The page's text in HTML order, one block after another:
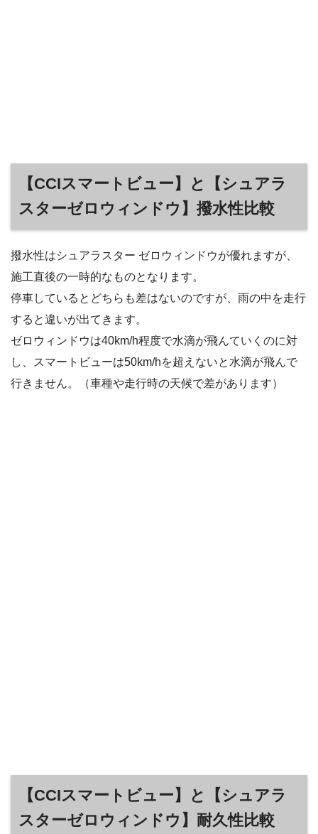
【CCIスマートビュー】と【シュアラ
スターゼロウィンドウ】撥水性比較
撥水性はシュアラスター ゼロウィンドウが優れますが、
施工直後の一時的なものとなります。
停車しているとどちらも差はないのですが、雨の中を走行
すると違いが出てきます。
ゼロウィンドウは40km/h程度で水滴が飛んていくのに対
し、スマートビューは50km/hを超えないと水滴が飛んで
行きません。（車種や走行時の天候で差があります）
【CCIスマートビュー】と【シュアラ
スターゼロウィンドウ】耐久性比較